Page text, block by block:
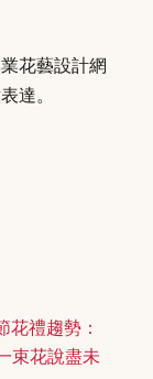
花藝設計網
達。
禮趨勢：
束花說盡未